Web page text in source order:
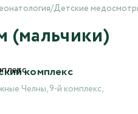
/Детские
(мальчики)
комплекс
Челны, 9-й комплекс,